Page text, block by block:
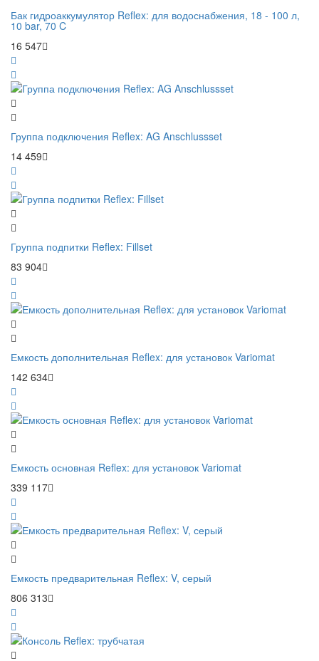
Бак гидроаккумулятор Reflex: для водоснабжения, 18 - 100 л,
10 bar, 70 C
16 547
Группа подключения Reflex: AG Anschlussset
14 459
Группа подпитки Reflex: Fillset
83 904
Емкость дополнительная Reflex: для установок Variomat
142 634
Емкость основная Reflex: для установок Variomat
339 117
Емкость предварительная Reflex: V, серый
806 313